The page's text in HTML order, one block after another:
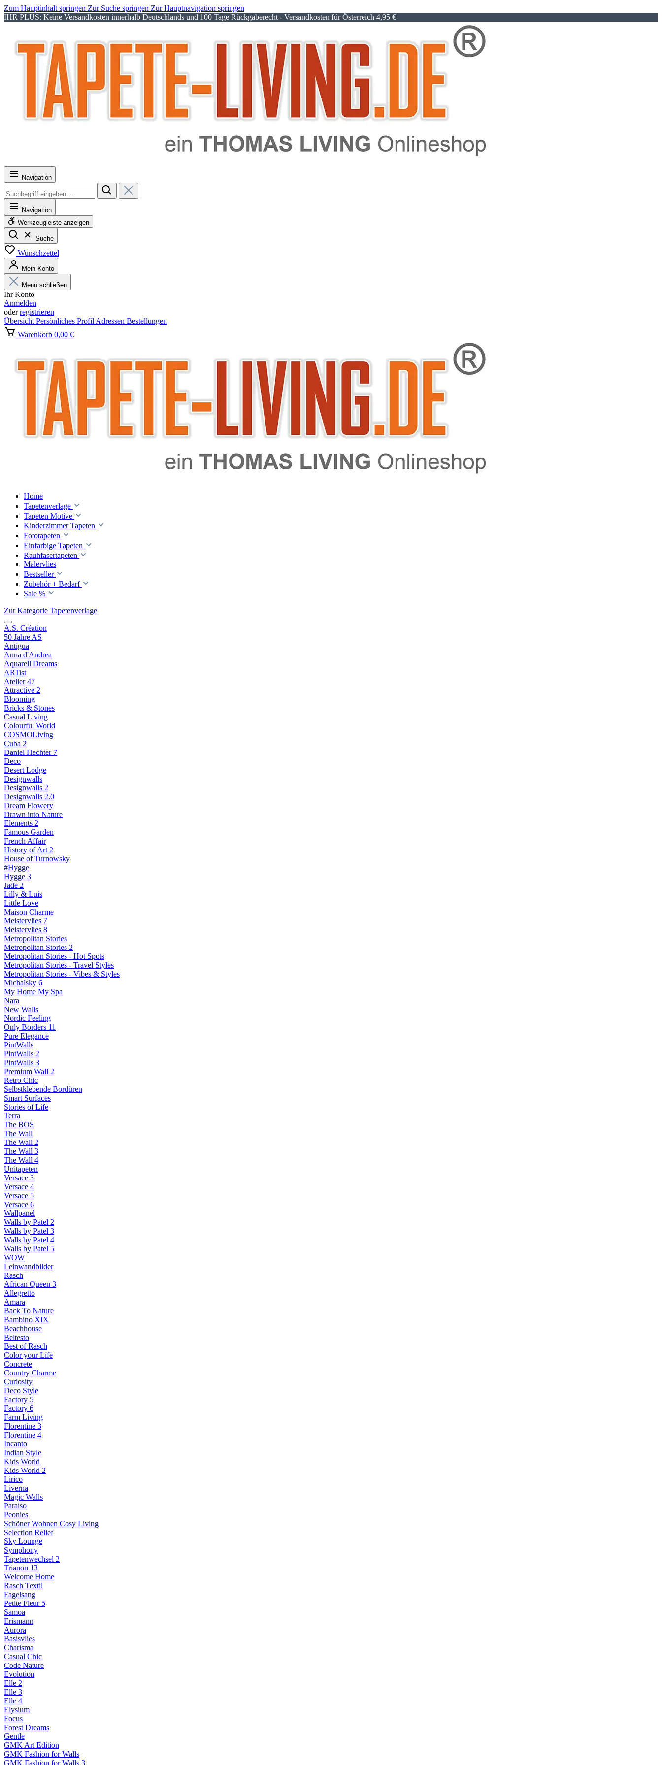
Zum Hauptinhalt springen Zur Suche springen Zur Hauptnavigation springen
IHR PLUS: Keine Versandkosten innerhalb Deutschlands und 100 Tage Rückgaberecht - Versandkosten für Österreich 4,95 €
Navigation
Navigation
Werkzeugleiste anzeigen
Suche
Wunschzettel
Mein Konto
Menü schließen
Ihr Konto
Anmelden
oderregistrieren
Übersicht Persönliches Profil Adressen Bestellungen
Warenkorb 0,00 €
Home
Tapetenverlage
Tapeten Motive
Kinderzimmer Tapeten
Fototapeten
Einfarbige Tapeten
Rauhfasertapeten
Malervlies
Bestseller
Zubehör + Bedarf
Sale %
Zur Kategorie Tapetenverlage
A.S. Création
50 Jahre AS
Antigua
Anna d'Andrea
Aquarell Dreams
ARTist
Atelier 47
Attractive 2
Blooming
Bricks & Stones
Casual Living
Colourful World
COSMOLiving
Cuba 2
Daniel Hechter 7
Deco
Desert Lodge
Designwalls
Designwalls 2
Designwalls 2.0
Dream Flowery
Drawn into Nature
Elements 2
Famous Garden
French Affair
History of Art 2
House of Turnowsky
#Hygge
Hygge 3
Jade 2
Lilly & Luis
Little Love
Maison Charme
Meistervlies 7
Meistervlies 8
Metropolitan Stories
Metropolitan Stories 2
Metropolitan Stories - Hot Spots
Metropolitan Stories - Travel Styles
Metropolitan Stories - Vibes & Styles
Michalsky 6
My Home My Spa
Nara
New Walls
Nordic Feeling
Only Borders 11
Pure Elegance
PintWalls
PintWalls 2
PintWalls 3
Premium Wall 2
Retro Chic
Selbstklebende Bordüren
Smart Surfaces
Stories of Life
Terra
The BOS
The Wall
The Wall 2
The Wall 3
The Wall 4
Unitapeten
Versace 3
Versace 4
Versace 5
Versace 6
Wallpanel
Walls by Patel 2
Walls by Patel 3
Walls by Patel 4
Walls by Patel 5
WOW
Leinwandbilder
Rasch
African Queen 3
Allegretto
Amara
Back To Nature
Bambino XIX
Beachhouse
Beltesto
Best of Rasch
Color your Life
Concrete
Country Charme
Curiosity
Deco Style
Factory 5
Factory 6
Farm Living
Florentine 3
Florentine 4
Incanto
Indian Style
Kids World
Kids World 2
Lirico
Liverna
Magic Walls
Paraiso
Peonies
Schöner Wohnen Cosy Living
Selection Relief
Sky Lounge
Symphony
Tapetenwechsel 2
Trianon 13
Welcome Home
Rasch Textil
Fagelsang
Petite Fleur 5
Samoa
Erismann
Aurora
Basisvlies
Charisma
Casual Chic
Code Nature
Evolution
Elle 2
Elle 3
Elle 4
Elysium
Focus
Forest Dreams
Gentle
GMK Art Edition
GMK Fashion for Walls
GMK Fashion for Walls 3